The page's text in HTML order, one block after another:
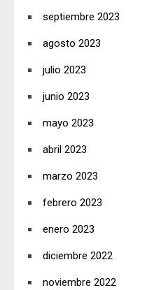
septiembre 2023
agosto 2023
julio 2023
junio 2023
mayo 2023
abril 2023
marzo 2023
febrero 2023
enero 2023
diciembre 2022
noviembre 2022